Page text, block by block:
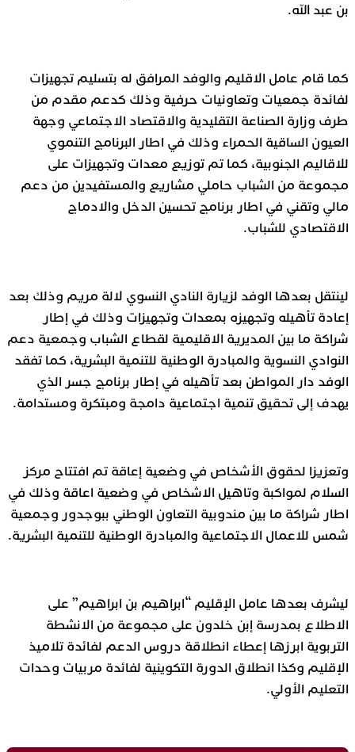
بن عبد الله.
كما قام عامل الاقليم والوفد المرافق له بتسليم تجهيزات
لفائدة جمعيات وتعاونيات حرفية وذلك كدعم مقدم من
طرف وزارة الصناعة التقليدية والاقتصاد الاجتماعي وجهة
العيون الساقية الحمراء وذلك في اطار البرنامج التنموي
للاقاليم الجنوبية، كما تم توزيع معدات وتجهيزات على
مجموعة من الشباب حاملي مشاريع والمستفيدين من دعم
مالي وتقني في اطار برنامج تحسين الدخل والادماج
الاقتصادي للشباب.
لينتقل بعدها الوفد لزيارة النادي النسوي لالة مريم وذلك بعد
إعادة تأهيله وتجهيزه بمعدات وتجهيزات وذلك في إطار
شراكة ما بين المديرية الاقليمية لقطاع الشباب وجمعية دعم
النوادي النسوية والمبادرة الوطنية للتنمية البشرية، كما تفقد
الوفد دار المواطن بعد تأهيله في إطار برنامج جسر الذي
يهدف إلى تحقيق تنمية اجتماعية دامجة ومبتكرة ومستدامة.
وتعزيزا لحقوق الأشخاص في وضعية إعاقة تم افتتاح مركز
السلام لمواكبة وتاهيل الاشخاص في وضعية اعاقة وذلك في
اطار شراكة ما بين مندوبية التعاون الوطني ببوجدور وجمعية
شمس للاعمال الاجتماعية والمبادرة الوطنية للتنمية البشرية.
ليشرف بعدها عامل الإقليم “ابراهيم بن ابراهيم” على
الاطلاع بمدرسة إبن خلدون على مجموعة من الانشطة
التربوية ابرزها إعطاء انطلاقة دروس الدعم لفائدة تلاميذ
الإقليم وكذا انطلاق الدورة التكوينية لفائدة مربيات وحدات
التعليم الأولي.